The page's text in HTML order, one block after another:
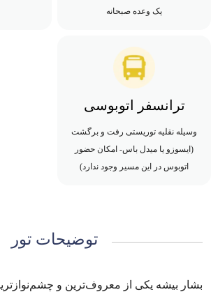
یک وعده صبحانه
ترانسفر اتوبوسی
وسیله نقلیه توریستی رفت و برگشت
(ایسوزو یا میدل باس- امکان حضور
اتوبوس در این مسیر وجود ندارد)
توضیحات تور
بشار بیشه یکی از معروف‌ترین و